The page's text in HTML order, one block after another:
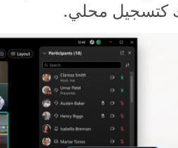
كتسجيل محلي.